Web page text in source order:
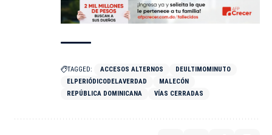
TAGGED: ACCESOS ALTERNOS
DEULTIMOMINUTO
ELPERIÓDICODELAVERDAD
MALECÓN
REPÚBLICA DOMINICANA
VÍAS CERRADAS